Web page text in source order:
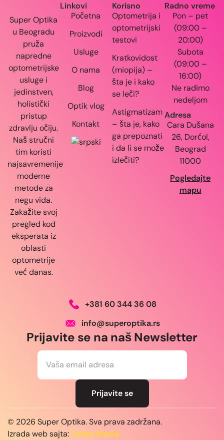
Super Optika
u Beogradu
pruža
napredne
optometrijske
usluge i
jedinstven,
holistički
pristup
zdravlju očiju.
Naš stručni
tim koristi
najsavremenije
moderne
metode za
negu vida.
Zakažite svoj
pregled kod
eksperata iz
oblasti
optometrije
već danas.
Linkovi
Početna
Proizvodi
Usluge
O nama
Blog
Optik vlog
Kontakt
Korisno
Optometrija i
optometrijski
testovi
Kratkovidost
(miopija) –
šta je i kako
se leči?
Astigmatizam
– šta je, kako
ga prepoznati
i da li se može
izlečiti?
Radno vreme
Pon – pet
(09:00 –
20:00)
Subota
(09:00 –
16:00)
Ne radimo
nedeljom
Adresa
Cara Dušana
26, Dorćol,
Beograd
11000
Pogledajte
mapu
+381 60 344 36 08
info@superoptika.rs
Prijavite se na naš Newsletter
E
Prijavite se
© 2026 Super Optika. Sva prava zadržana.
Izrada web sajta:Online Media